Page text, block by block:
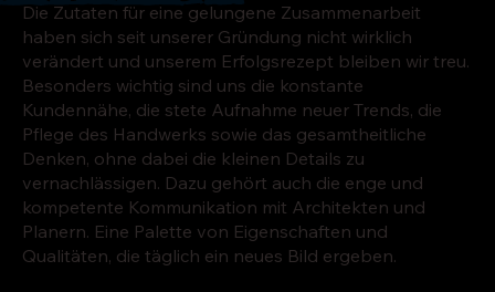
Die Zutaten für eine gelungene Zusammenarbeit
haben sich seit unserer Gründung nicht wirklich
verändert und unserem Erfolgsrezept bleiben wir treu.
Besonders wichtig sind uns die konstante
Kundennähe, die stete Aufnahme neuer Trends, die
Pflege des Handwerks sowie das gesamtheitliche
Denken, ohne dabei die kleinen Details zu
vernachlässigen. Dazu gehört auch die enge und
kompetente Kommunikation mit Architekten und
Planern. Eine Palette von Eigenschaften und
Qualitäten, die täglich ein neues Bild ergeben.